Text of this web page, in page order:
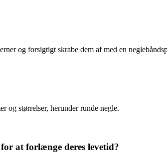
og forsigtigt skrabe dem af med en
og størrelser, herunder runde negle.
at forlænge deres levetid?